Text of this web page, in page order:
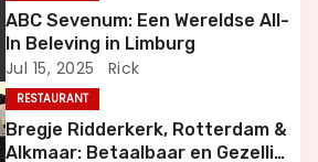
ABC Sevenum: Een Wereldse All-
In Beleving in Limburg
Jul 15, 2025 Rick
RESTAURANT
Bregje Ridderkerk, Rotterdam &
Alkmaar: Betaalbaar en Gezellig